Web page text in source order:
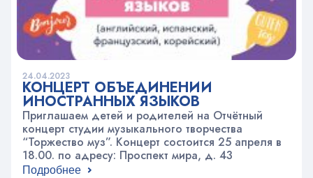
24.04.2023
КОНЦЕРТ ОБЪЕДИНЕНИЙ
ИНОСТРАННЫХ ЯЗЫКОВ
Приглашаем детей и родителей на Отчётный
концерт студии музыкального творчества
“Торжество муз”. Концерт состоится 25 апреля в
18.00. по адресу: Проспект мира, д. 43
Подробнее